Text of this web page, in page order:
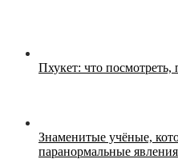
Пхукет: что посмотреть,
Знаменитые учёные,
паранормальные явления